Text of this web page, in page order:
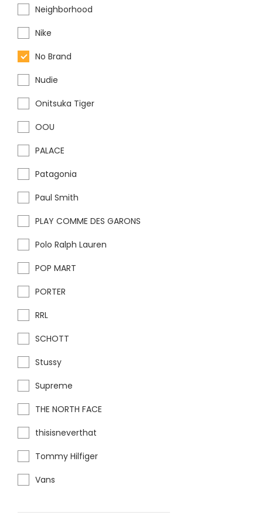
Neighborhood
Nike
No Brand
Nudie
Onitsuka Tiger
OOU
PALACE
Patagonia
Paul Smith
PLAY COMME DES GARONS
Polo Ralph Lauren
POP MART
PORTER
RRL
SCHOTT
Stussy
Supreme
THE NORTH FACE
thisisneverthat
Tommy Hilfiger
Vans